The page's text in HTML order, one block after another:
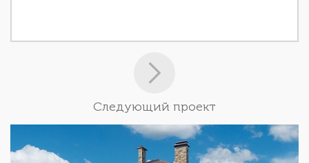
Следующий проект